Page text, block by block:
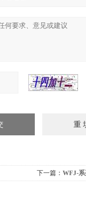
下一篇： WFJ-